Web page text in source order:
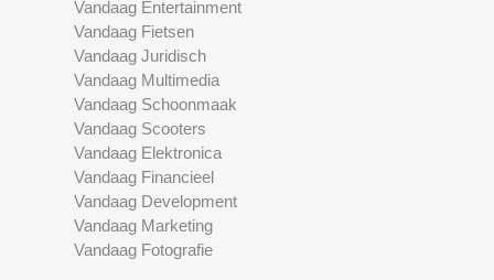
Vandaag Entertainment
Vandaag Fietsen
Vandaag Juridisch
Vandaag Multimedia
Vandaag Schoonmaak
Vandaag Scooters
Vandaag Elektronica
Vandaag Financieel
Vandaag Development
Vandaag Marketing
Vandaag Fotografie